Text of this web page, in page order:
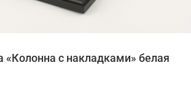
«Колонна с накладками» белая